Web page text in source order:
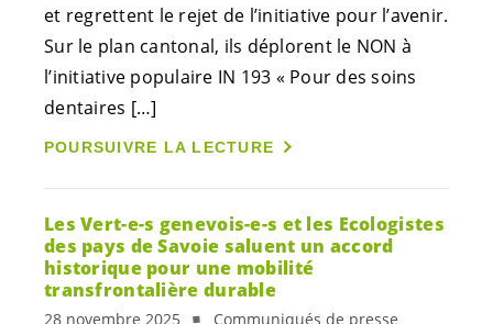
et regrettent le rejet de l’initiative pour l’avenir.
Sur le plan cantonal, ils déplorent le NON à
l’initiative populaire IN 193 « Pour des soins
dentaires […]
POURSUIVRE LA LECTURE
LesVert-e-s genevois-e-s et les Ecologistes
des pays de Savoie saluent un accord
historique pour une mobilité
transfrontalière durable
28 novembre 2025 Communiqués de presse